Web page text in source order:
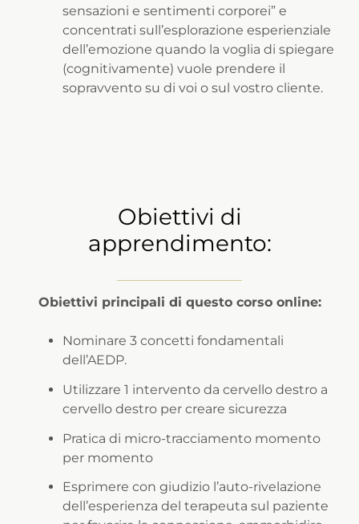
sensazioni e sentimenti corporei” e
concentrati sull’esplorazione esperienziale
dell’emozione quando la voglia di spiegare
(cognitivamente) vuole prendere il
sopravvento su di voi o sul vostro cliente.
Obiettivi di
apprendimento:
Obiettivi principali di questo corso online:
Nominare 3 concetti fondamentali
dell’AEDP.
Utilizzare 1 intervento da cervello destro a
cervello destro per creare sicurezza
Pratica di micro-tracciamento momento
per momento
Esprimere con giudizio l’auto-rivelazione
dell’esperienza del terapeuta sul paziente